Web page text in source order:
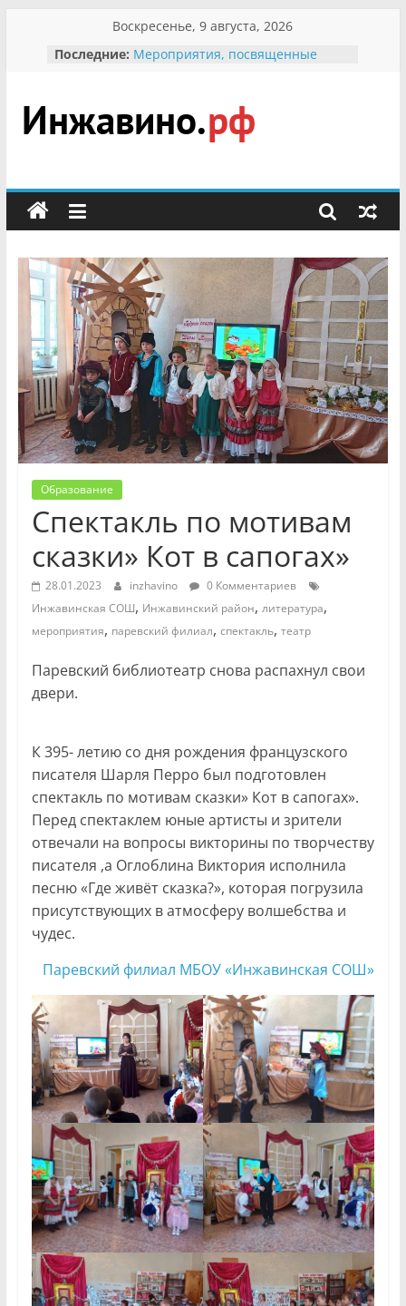
содержимому
Воскресенье, 9 августа, 2026
Последние: Мероприятия, посвященные
гражданин Инжавинского округа»
участнице Великой
Отечественной, фронтовичке
Безопасность в сети Интернет
мероприятии «Сохраним
первоцветы!»
В вольере Воронинского
заповедника родились крапчатые
суслики
Инжавино.рф
сельский
портал
Образование
Спектакль по мотивам
сказки» Кот в сапогах»
28.01.2023 inzhavino
0 Комментариев
Инжавинская СОШ, Инжавинский район, литература,
мероприятия, паревский филиал, спектакль, театр
Паревский библиотеатр снова распахнул свои
двери.
К 395- летию со дня рождения французского
писателя Шарля Перро был подготовлен
спектакль по мотивам сказки» Кот в сапогах».
Перед спектаклем юные артисты и зрители
отвечали на вопросы викторины по творчеству
писателя ,а Оглоблина Виктория исполнила
песню «Где живёт сказка?», которая погрузила
присутствующих в атмосферу волшебства и
чудес.
Паревский филиал МБОУ «Инжавинская СОШ»